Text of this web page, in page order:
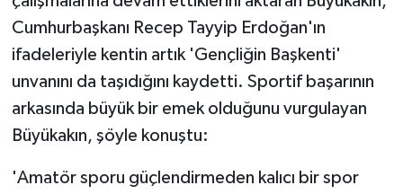
Cumhurbaşkanı Recep Tayyip Erdoğan'ın
ifadeleriyle kentin artık 'Gençliğin Başkenti'
unvanını da taşıdığını kaydetti. Sportif başarının
arkasında büyük bir emek olduğunu vurgulayan
Büyükakın, şöyle konuştu:
'Amatör sporu güçlendirmeden kalıcı bir spor